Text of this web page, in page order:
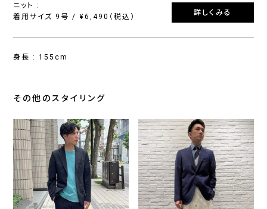
ニット :
着用サイズ 9号 / ¥6,490（税込）
詳しくみる
身長 : 155cm
その他のスタイリング